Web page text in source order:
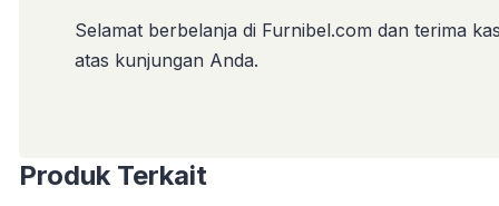
Selamat berbelanja di Furnibel.com dan terima
atas kunjungan Anda.
Produk Terkait